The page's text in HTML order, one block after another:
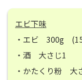
エビ下味
・エビ 300g
・酒 大さじ1
・かたくり粉 大